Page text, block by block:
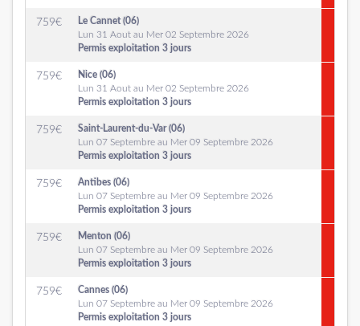
759€
Le Cannet (06)
Lun 31 Aout au Mer 02 Septembre 2026
Permis exploitation 3 jours
759€
Nice (06)
Lun 31 Aout au Mer 02 Septembre 2026
Permis exploitation 3 jours
759€
Saint-Laurent-du-Var (06)
Lun 07 Septembre au Mer 09 Septembre 2026
Permis exploitation 3 jours
759€
Antibes (06)
Lun 07 Septembre au Mer 09 Septembre 2026
Permis exploitation 3 jours
759€
Menton (06)
Lun 07 Septembre au Mer 09 Septembre 2026
Permis exploitation 3 jours
759€
Cannes (06)
Lun 07 Septembre au Mer 09 Septembre 2026
Permis exploitation 3 jours